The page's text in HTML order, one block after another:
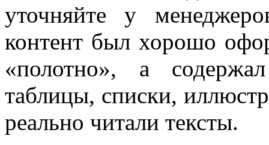
уточняйте у
контент был хорошо
«полотно», а
таблицы, списки,
реально читали тексты.